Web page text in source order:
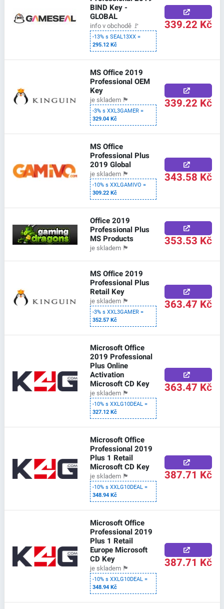
BIND Key -
GLOBAL
info v obchodě 🚩
-13% s SEAL13XX =
295.12 Kč
339.22 Kč
MS Office 2019
Professional OEM
Key
je skladem 🏴
-3% s XXL3GAMER =
329.04 Kč
339.22 Kč
MS Office
Professional Plus
2019 Global
je skladem 🏴
-10% s XXLGAMIVO =
309.22 Kč
343.58 Kč
Office 2019
Professional Plus
MS Products
je skladem 🏴 353.53 Kč
MS Office 2019
Professional Plus
Retail Key
je skladem 🏴
-3% s XXL3GAMER =
352.57 Kč
363.47 Kč
Microsoft Office
2019 Professional
Plus Online
Activation
Microsoft CD Key
je skladem 🏴
-10% s XXLG10DEAL =
327.12 Kč
363.47 Kč
Microsoft Office
Professional 2019
Plus 1 Retail
Microsoft CD Key
je skladem 🏴
-10% s XXLG10DEAL =
348.94 Kč
387.71 Kč
Microsoft Office
Professional 2019
Plus 1 Retail
Europe Microsoft
CD Key
je skladem 🏴
-10% s XXLG10DEAL =
348.94 Kč
387.71 Kč